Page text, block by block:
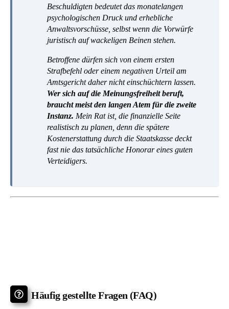
Beschuldigten bedeutet das monatelangen
psychologischen Druck und erhebliche
Anwaltsvorschüsse, selbst wenn die Vorwürfe
juristisch auf wackeligen Beinen stehen.
Betroffene dürfen sich von einem ersten
Strafbefehl oder einem negativen Urteil am
Amtsgericht daher nicht einschüchtern lassen.
Wer sich auf die Meinungsfreiheit beruft,
braucht meist den langen Atem für die zweite
Instanz. Mein Rat ist, die finanzielle Seite
realistisch zu planen, denn die spätere
Kostenerstattung durch die Staatskasse deckt
fast nie das tatsächliche Honorar eines guten
Verteidigers.
Häufig gestellte Fragen (FAQ)